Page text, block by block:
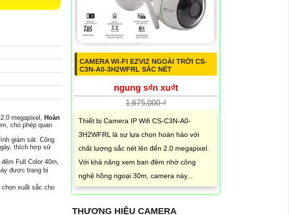
megapixel,
Hoàn
cho phép quan
giám sát. Công
thích hợp sử
Full Color 40m,
được trang bị
chọn xuất sắc cho
CAMERA WI-FI EZVIZ NGOÀI TRỜI CS-
C3N-A0-3H2WFRL SẮC NÉT
ngung s₫n xu₫t
1,675,000 ₫
Thiết bị Camera IP Wifi CS-C3N-A0-
3H2WFRL là sự lựa chọn hoàn hảo với
chất lượng sắc nét lên đến 2.0 megapixel.
Với khả năng xem ban đêm nhờ công
nghệ hồng ngoại 30m, camera này...
THƯƠNG HIỆU CAMERA